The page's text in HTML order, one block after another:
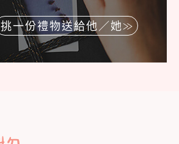
挑一份禮物送給他／她